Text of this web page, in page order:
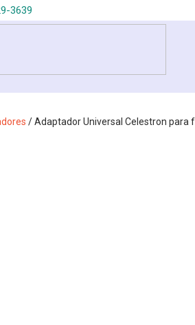
3639
/ Adaptador Universal Celestron para